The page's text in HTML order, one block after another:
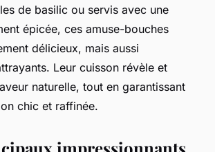
de basilic ou servis avec une
épicée, ces amuse-bouches
délicieux, mais aussi
Leur cuisson révèle et
naturelle, tout en garantissant
chic et raffinée.